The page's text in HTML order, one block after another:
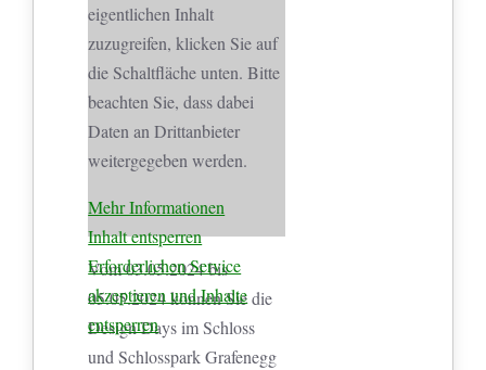
eigentlichen Inhalt
zuzugreifen, klicken Sie auf
die Schaltfläche unten. Bitte
beachten Sie, dass dabei
Daten an Drittanbieter
weitergegeben werden.
Mehr Informationen
Inhalt entsperren
Erforderlichen Service
akzeptieren und Inhalte
entsperren
Vom 03.05.2024 bis
05.05.2024 können Sie die
Design Days im Schloss
und Schlosspark Grafenegg